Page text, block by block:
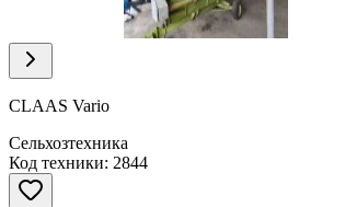
Item
4
CLAAS Vario
Сельхозтехника
Код техники: 2844